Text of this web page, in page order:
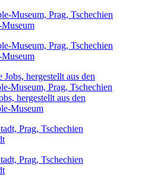
hergestellt aus den
Museum